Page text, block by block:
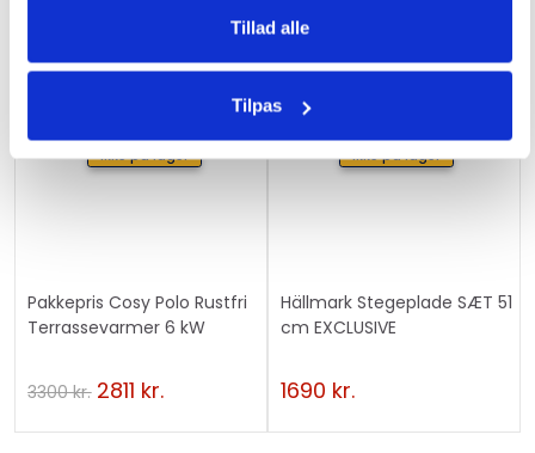
Tillad alle
Tilpas
Ikke på lager
Pakkepris Cosy Polo Rustfri
Terrassevarmer 6 kW
3300kr. 2811 kr.
Ikke på lager
Hällmark Stegeplade SÆT 51
cm EXCLUSIVE
1690 kr.